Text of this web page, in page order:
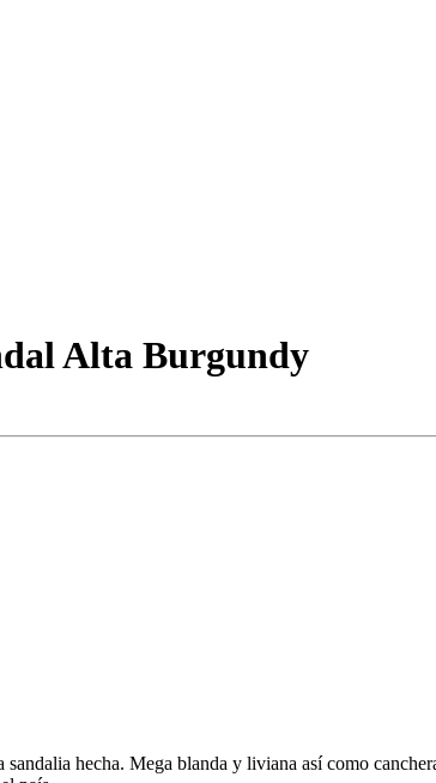
Alta Burgundy
hecha. Mega blanda y liviana así como